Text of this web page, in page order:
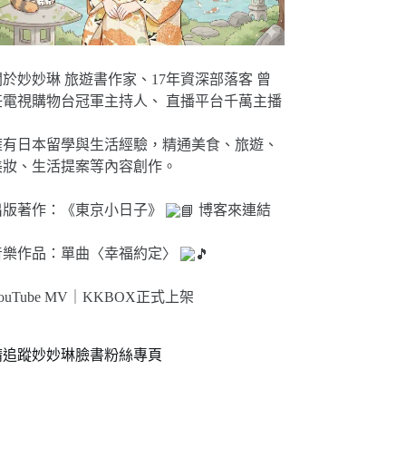
妙妙琳 旅遊書作家、17年資深部落客 曾
電視購物台冠軍主持人、 直播平台千萬主播
日本留學與生活經驗，精通美食、旅遊、
、生活提案等內容創作。
著作：《東京小日子》 博客來連結
作品：單曲〈幸福約定〉
MV｜KKBOX正式上架
追蹤妙妙琳臉書粉絲專頁